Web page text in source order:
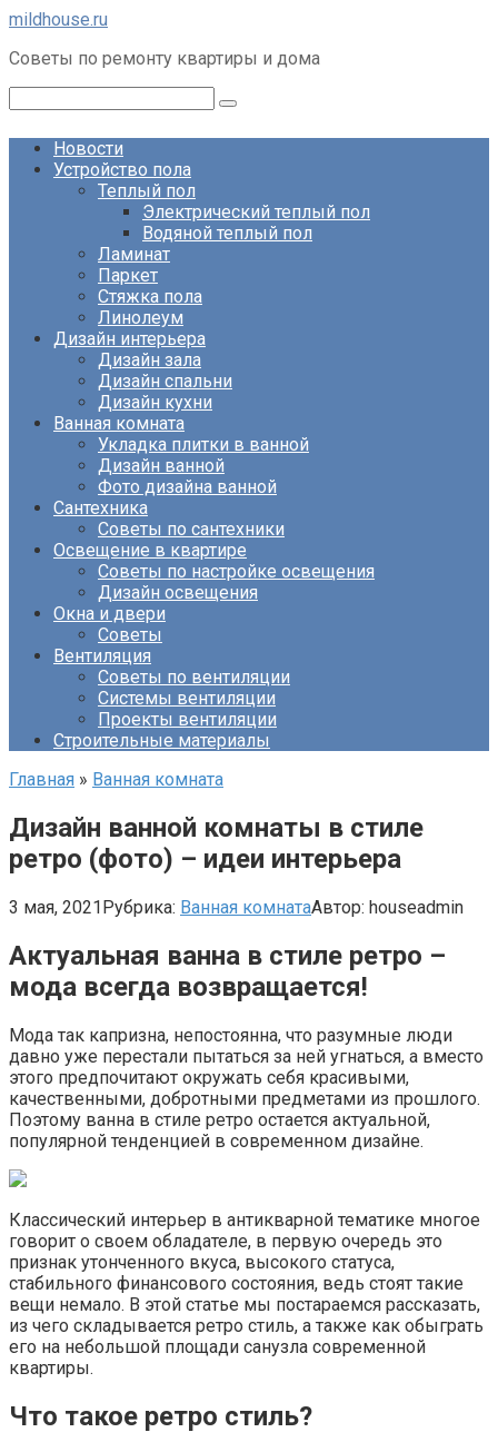
Перейти
контенту
mildhouse.ru
Советы по ремонту квартиры и дома
Новости
Устройство пола
Теплый пол
Электрический теплый пол
Водяной теплый пол
Ламинат
Паркет
Стяжка пола
Линолеум
Дизайн интерьера
Дизайн зала
Дизайн спальни
Дизайн кухни
Ванная комната
Укладка плитки в ванной
Дизайн ванной
Фото дизайна ванной
Сантехника
Советы по сантехники
Освещение в квартире
Советы по настройке освещения
Дизайн освещения
Окна и двери
Советы
Вентиляция
Советы по вентиляции
Системы вентиляции
Проекты вентиляции
Строительные материалы
Главная » Ванная комната
Дизайн ванной комнаты в стиле
ретро (фото) – идеи интерьера
3 мая, 2021Рубрика: Ванная комнатаАвтор: houseadmin
Актуальная ванна в стиле ретро –
мода всегда возвращается!
Мода так капризна, непостоянна, что разумные люди
давно уже перестали пытаться за ней угнаться, а вместо
этого предпочитают окружать себя красивыми,
качественными, добротными предметами из прошлого.
Поэтому ванна в стиле ретро остается актуальной,
популярной тенденцией в современном дизайне.
Классический интерьер в антикварной тематике многое
говорит о своем обладателе, в первую очередь это
признак утонченного вкуса, высокого статуса,
стабильного финансового состояния, ведь стоят такие
вещи немало. В этой статье мы постараемся рассказать,
из чего складывается ретро стиль, а также как обыграть
его на небольшой площади санузла современной
квартиры.
Что такое ретро стиль?